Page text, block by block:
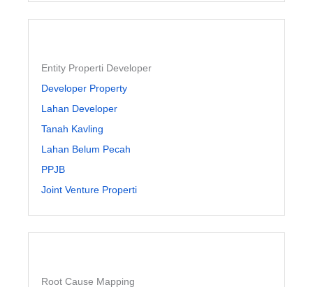
Entity Properti Developer
Developer Property
Lahan Developer
Tanah Kavling
Lahan Belum Pecah
PPJB
Joint Venture Properti
Root Cause Mapping